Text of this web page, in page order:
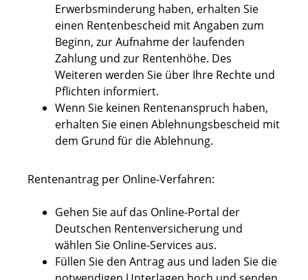
Erwerbsminderung haben, erhalten Sie
einen Rentenbescheid mit Angaben zum
Beginn, zur Aufnahme der laufenden
Zahlung und zur Rentenhöhe. Des
Weiteren werden Sie über Ihre Rechte und
Pflichten informiert.
Wenn Sie keinen Rentenanspruch haben,
erhalten Sie einen Ablehnungsbescheid mit
dem Grund für die Ablehnung.
Rentenantrag per Online-Verfahren:
Gehen Sie auf das Online-Portal der
Deutschen Rentenversicherung und
wählen Sie Online-Services aus.
Füllen Sie den Antrag aus und laden Sie die